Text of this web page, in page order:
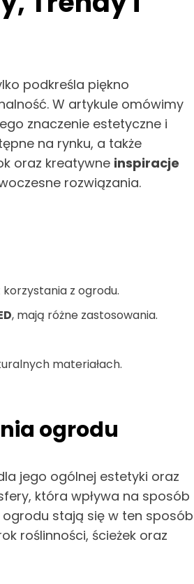
podkreśla piękno
W artykule omówimy
znaczenie estetyczne i
na rynku, a także
oraz kreatywne inspiracje
rozwiązania.
z ogrodu.
, mają różne zastosowania.
materiałach.
ogrodu
jego ogólnej estetyki oraz
która wpływa na sposób
stają się w ten sposób
roślinności, ścieżek oraz